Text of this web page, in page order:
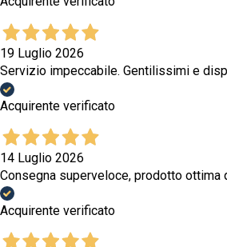
19 Luglio 2026
Servizio impeccabile. Gentilissimi e
Acquirente verificato
14 Luglio 2026
Consegna superveloce, prodotto ottima
Acquirente verificato